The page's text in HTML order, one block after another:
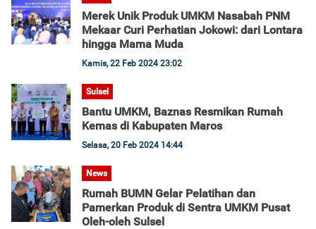
Merek Unik Produk UMKM Nasabah PNM
Mekaar Curi Perhatian Jokowi: dari Lontara
hingga Mama Muda
Kamis, 22 Feb 2024 23:02
Sulsel
Bantu UMKM, Baznas Resmikan Rumah
Kemas di Kabupaten Maros
Selasa, 20 Feb 2024 14:44
News
Rumah BUMN Gelar Pelatihan dan
Pamerkan Produk di Sentra UMKM Pusat
Oleh-oleh Sulsel